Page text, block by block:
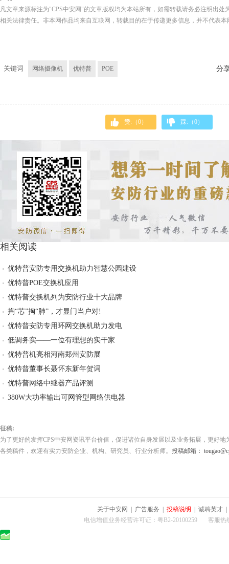
凡文章来源标注为"CPS中安网"的文章版权均为本站所有，如需转载请务必注明出处
相关法律责任。非本网作品均来自互联网，转载目的在于传递更多信息，并不代表
关键词 网络摄像机 优特普 POE 分
赞:（0） 踩:（0）
相关阅读
优特普安防专用交换机助力智慧公园建设
优特普POE交换机应用
优特普交换机列为安防行业十大品牌
掏“芯”掏“肺”，才显门当户对!
优特普安防专用环网交换机助力发电
低调务实——一位有理想的实干家
优特普机亮相河南郑州安防展
优特普董事长聂怀东新年贺词
优特普网络中继器产品评测
380W大功率输出可网管型网络供电器
征稿:
为了更好的发挥CPS中安网资讯平台价值，促进诸位自身发展以及业务拓展，更好
各类稿件，欢迎有实力安防企业、机构、研究员、行业分析师。 投稿邮箱：
关于中安网 广告服务 投稿说明 诚聘英才
电信增值业务经营许可证：粤B2-20100259 客服